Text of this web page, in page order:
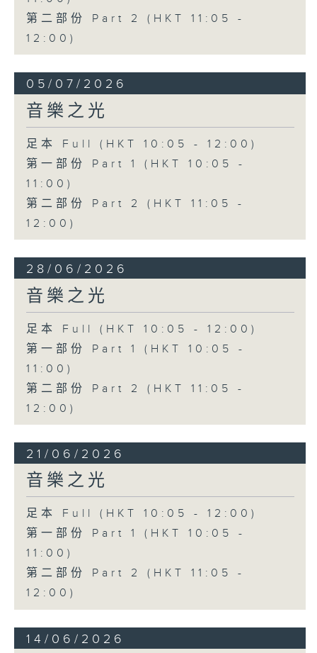
第二部份 Part 2 (HKT 11:05 -
12:00)
05/07/2026
音樂之光
足本 Full (HKT 10:05 - 12:00)
第一部份 Part 1 (HKT 10:05 -
11:00)
第二部份 Part 2 (HKT 11:05 -
12:00)
28/06/2026
音樂之光
足本 Full (HKT 10:05 - 12:00)
第一部份 Part 1 (HKT 10:05 -
11:00)
第二部份 Part 2 (HKT 11:05 -
12:00)
21/06/2026
音樂之光
足本 Full (HKT 10:05 - 12:00)
第一部份 Part 1 (HKT 10:05 -
11:00)
第二部份 Part 2 (HKT 11:05 -
12:00)
14/06/2026